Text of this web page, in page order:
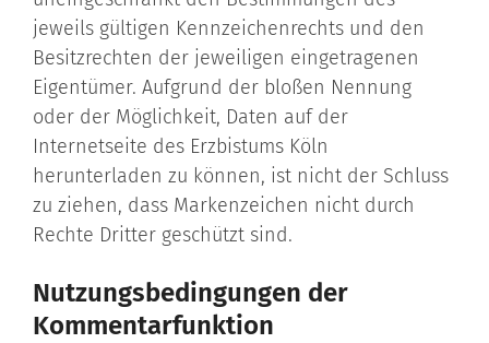
jeweils gültigen Kennzeichenrechts und den
Besitzrechten der jeweiligen eingetragenen
Eigentümer. Aufgrund der bloßen Nennung
oder der Möglichkeit, Daten auf der
Internetseite des Erzbistums Köln
herunterladen zu können, ist nicht der Schluss
zu ziehen, dass Markenzeichen nicht durch
Rechte Dritter geschützt sind.
Nutzungsbedingungen der
Kommentarfunktion